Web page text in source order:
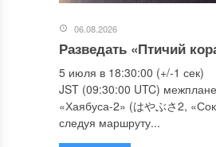
06.08.2026
Разведать «Птичий
5 июля в 18:30:00 (+/-1 сек)
JST (09:30:00 UTC)
«Хаябуса-2» (はやぶさ2,
следуя маршруту...